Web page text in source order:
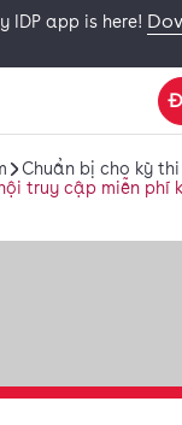
IDP app is here!
Chuẩn bị cho kỳ thi
truy cập miễn phí